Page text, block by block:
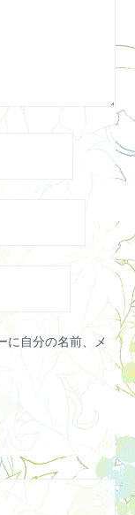
に自分の名前、メ